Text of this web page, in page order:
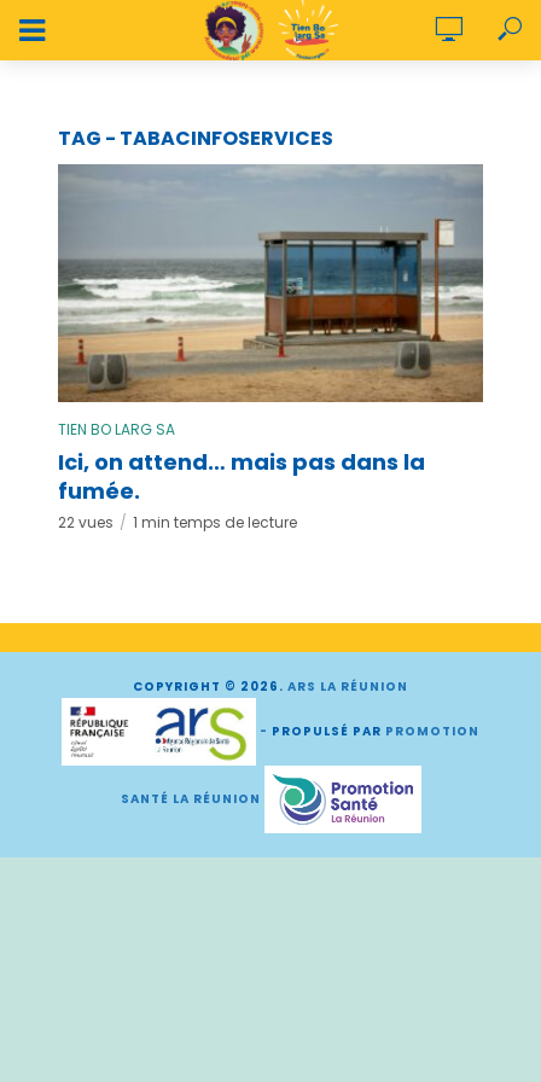
TAG - TABACINFOSERVICES
TIEN BO LARG SA
Ici, on attend… mais pas dans la
fumée.
22 vues 1 min temps de lecture
COPYRIGHT © 2026. ARS LA RÉUNION
- PROPULSÉ PAR PROMOTION
SANTÉ LA RÉUNION